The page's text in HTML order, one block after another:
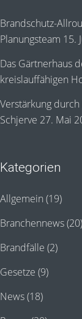
Brandschutz-
Planungsteam 15.
Das Gärtnerhaus
kreislauffähigen
Verstärkung
Schjerve 27. Mai
Kategorien
Allgemein (19)
Branchennews(20)
Brandfälle (2)
Gesetze (9)
News(18)